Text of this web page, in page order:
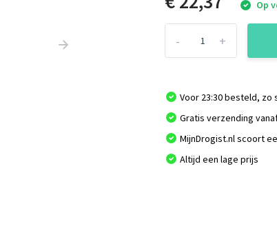
Op
+
-
Voor 23:30 besteld, zo
Gratis verzending
MijnDrogist.nl scoort
Altijd een lage prijs